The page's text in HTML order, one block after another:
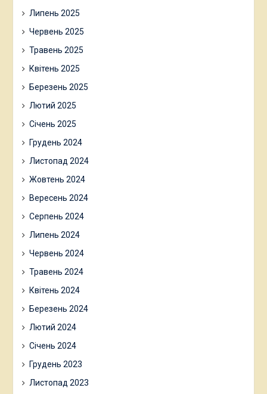
Липень 2025
Червень 2025
Травень 2025
Квітень 2025
Березень 2025
Лютий 2025
Січень 2025
Грудень 2024
Листопад 2024
Жовтень 2024
Вересень 2024
Серпень 2024
Липень 2024
Червень 2024
Травень 2024
Квітень 2024
Березень 2024
Лютий 2024
Січень 2024
Грудень 2023
Листопад 2023